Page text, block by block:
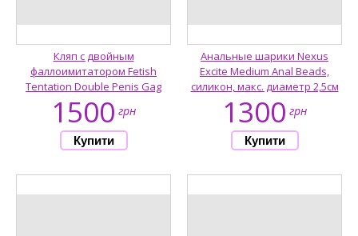
Кляп с двойным
фаллоимитатором Fetish
Tentation Double Penis Gag
1500 грн
Анальные шарики Nexus
Excite Medium Anal Beads,
силикон, макс. диаметр 2,5см
1300 грн